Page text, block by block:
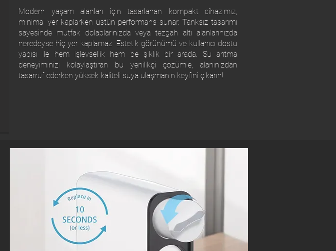
Modern yaşam alanları için tasarlanan kompakt cihazımız,
minimal yer kaplarken üstün performans sunar. Tanksız tasarımı
sayesinde mutfak dolaplarınızda veya tezgah altı alanlarınızda
neredeyse hiç yer kaplamaz. Estetik görünümü ve kullanıcı dostu
yapısı ile hem işlevsellik hem de şıklık bir arada. Su arıtma
deneyiminizi kolaylaştıran bu yenilikçi çözümle, alanınızdan
tasarruf ederken yüksek kaliteli suya ulaşmanın keyfini çıkarın!